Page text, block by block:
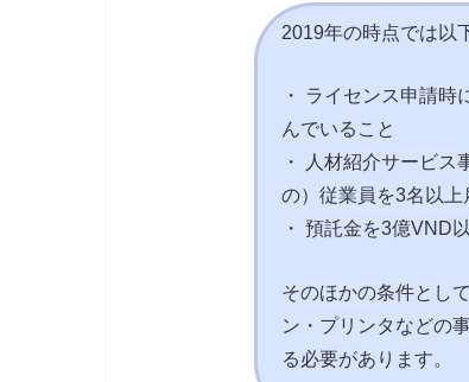
2019年の時点では以
・ ライセンス申請
んでいること
・ 人材紹介サービ
の）従業員を3名以上
・ 預託金を3億VND
そのほかの条件とし
ン・プリンタなどの
る必要があります。